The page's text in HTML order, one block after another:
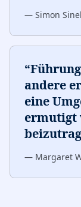
— Simon
“
andere
eine
ermutigt
— Margaret